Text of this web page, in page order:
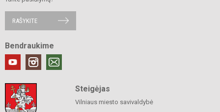
RAŠYKITE
Bendraukime
Steigėjas
Vilniaus miesto savivaldybė